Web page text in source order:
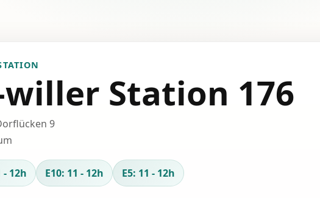
Station 176
9
- 12h E10: 11 - 12h E5: 11 - 12h